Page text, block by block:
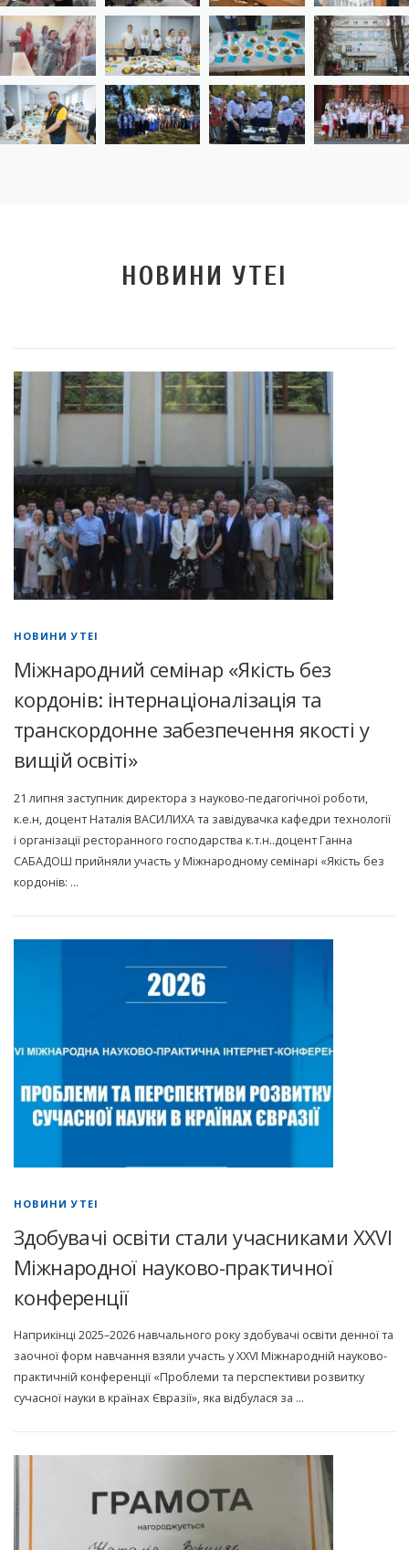
НОВИНИ УТЕІ
НОВИНИ УТЕІ
Міжнародний семінар «Якість без
кордонів: інтернаціоналізація та
транскордонне забезпечення якості у
вищій освіті»
21 липня заступник директора з науково-педагогічної роботи,
к.е.н, доцент Наталія ВАСИЛИХА та завідувачка кафедри технології
і організації ресторанного господарства к.т.н..доцент Ганна
САБАДОШ прийняли участь у Міжнародному семінарі «Якість без
кордонів: …
НОВИНИ УТЕІ
Здобувачі освіти стали учасниками ХХVІ
Міжнародної науково-практичної
конференції
Наприкінці 2025–2026 навчального року здобувачі освіти денної та
заочної форм навчання взяли участь у ХХVІ Міжнародній науково-
практичній конференції «Проблеми та перспективи розвитку
сучасної науки в країнах Євразії», яка відбулася за …